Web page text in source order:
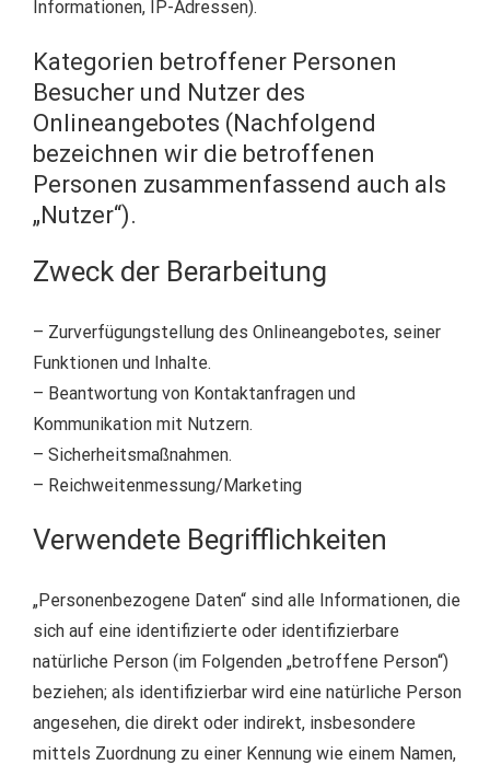
Informationen, IP-Adressen).
Kategorien betroffener Personen
Besucher und Nutzer des
Onlineangebotes (Nachfolgend
bezeichnen wir die betroffenen
Personen zusammenfassend auch als
„Nutzer“).
Zweck der Berarbeitung
– Zurverfügungstellung des Onlineangebotes, seiner
Funktionen und Inhalte.
– Beantwortung von Kontaktanfragen und
Kommunikation mit Nutzern.
– Sicherheitsmaßnahmen.
– Reichweitenmessung/Marketing
Verwendete Begrifflichkeiten
„Personenbezogene Daten“ sind alle Informationen, die
sich auf eine identifizierte oder identifizierbare
natürliche Person (im Folgenden „betroffene Person“)
beziehen; als identifizierbar wird eine natürliche Person
angesehen, die direkt oder indirekt, insbesondere
mittels Zuordnung zu einer Kennung wie einem Namen,